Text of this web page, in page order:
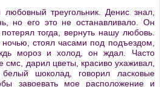
любовный треугольник. Денис знал,
но его это не останавливало. Он
тогда, вернуть нашу любовь.
стоял часами под подъездом,
мороз и холод, он ждал. Часто
дарил цветы, красиво ухаживал,
шоколад, говорил ласковые
завоевать мое расположение и